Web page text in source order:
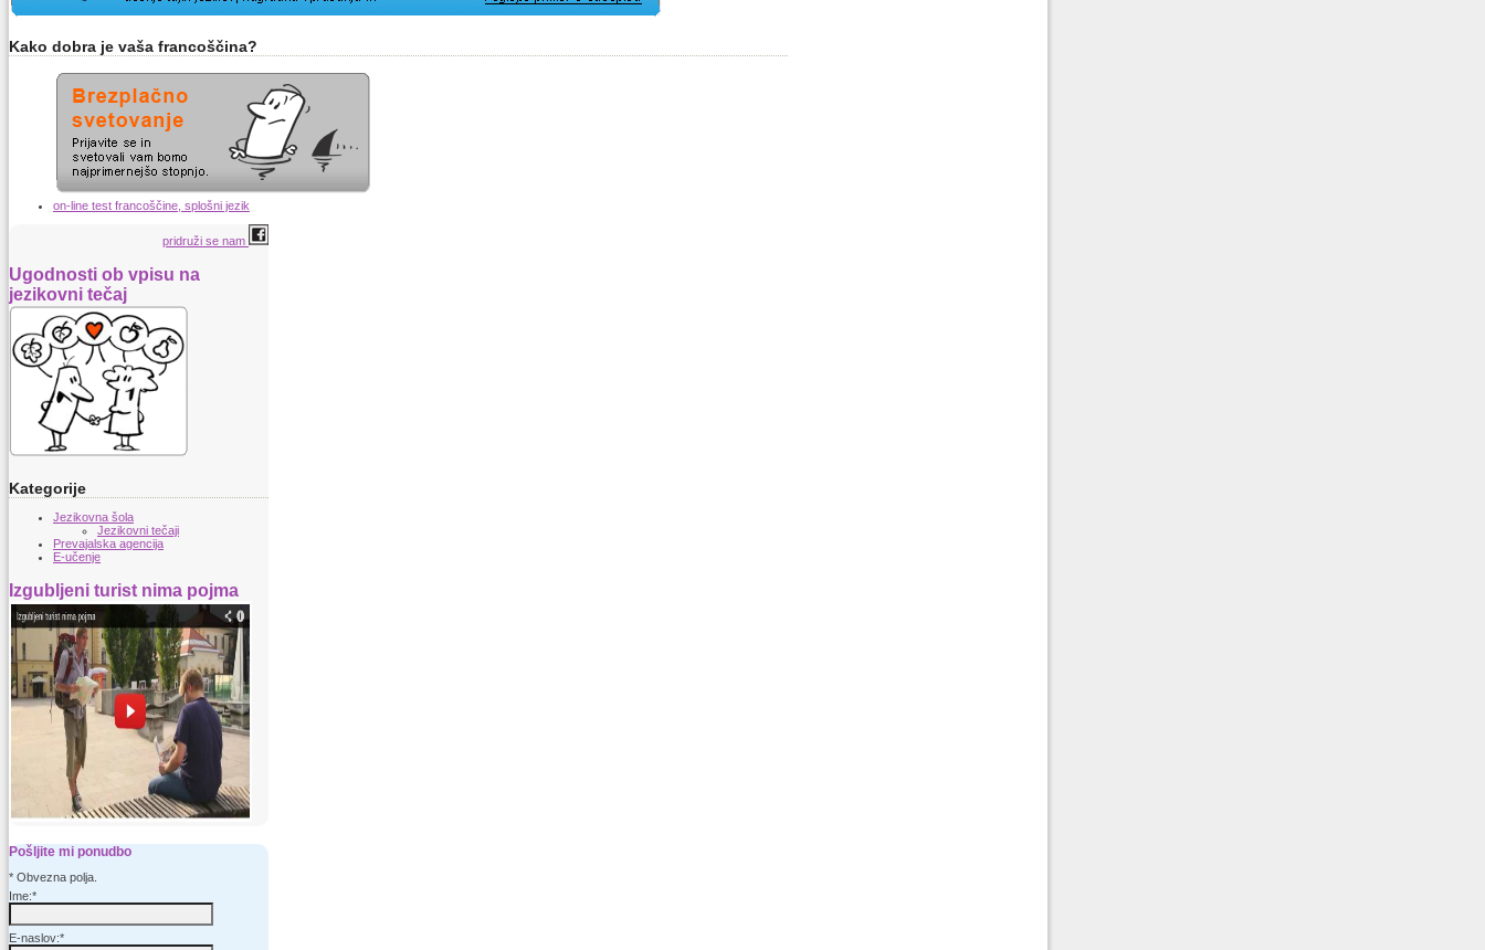
Kako dobra je vaša francoščina?
on-line test francoščine, splošni jezik
pridruži se nam
Ugodnosti ob vpisu na
jezikovni tečaj
Kategorije
Jezikovna šola
Jezikovni tečaji
Prevajalska agencija
E-učenje
Izgubljeni turist nima pojma
Pošljite mi ponudbo
* Obvezna polja.
Ime:*
E-naslov:*